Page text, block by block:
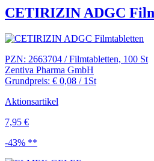
CETIRIZIN ADGC
PZN: 2663704 / Filmtabletten, 100 St
Zentiva Pharma GmbH
Grundpreis: € 0,08 / 1St
Aktionsartikel
7,95 €
-43% **